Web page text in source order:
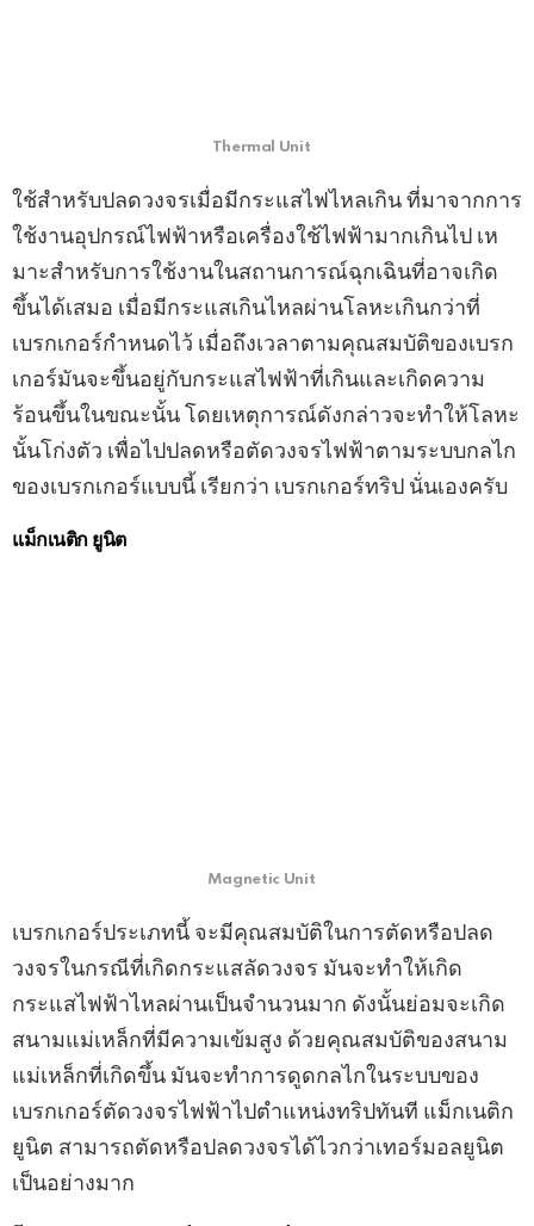
Thermal Unit
ใช้สําหรับปลดวงจรเมื่อมีกระแสไฟไหลเกิน ที่มาจากการ
ใช้งานอุปกรณ์ไฟฟ้าหรือเครื่องใช้ไฟฟ้ามากเกินไป เห
มาะสําหรับการใช้งานในสถานการณ์ฉุกเฉินที่อาจเกิด
ขึ้นได้เสมอ เมื่อมีกระแสเกินไหลผ่านโลหะเกินกว่าที่
เบรกเกอร์กําหนดไว้ เมื่อถึงเวลาตามคุณสมบัติของเบรก
เกอร์มันจะขึ้นอยู่กับกระแสไฟฟ้าที่เกินและเกิดความ
ร้อนขึ้นในขณะนั้น โดยเหตุการณ์ดังกล่าวจะทําให้โลหะ
นั้นโก่งตัว เพื่อไปปลดหรือตัดวงจรไฟฟ้าตามระบบกลไก
ของเบรกเกอร์แบบนี้ เรียกว่า เบรกเกอร์ทริป นั่นเองครับ
แม็กเนติก ยูนิต
Magnetic Unit
เบรกเกอร์ประเภทนี้ จะมีคุณสมบัติในการตัดหรือปลด
วงจรในกรณีที่เกิดกระแสลัดวงจร มันจะทําให้เกิด
กระแสไฟฟ้าไหลผ่านเป็นจํานวนมาก ดังนั้นย่อมจะเกิด
สนามแม่เหล็กที่มีความเข้มสูง ด้วยคุณสมบัติของสนาม
แม่เหล็กที่เกิดขึ้น มันจะทําการดูดกลไกในระบบของ
เบรกเกอร์ตัดวงจรไฟฟ้าไปตำแหน่งทริปทันที แม็กเนติก
ยูนิต สามารถตัดหรือปลดวงจรได้ไวกว่าเทอร์มอลยูนิต
เป็นอย่างมาก